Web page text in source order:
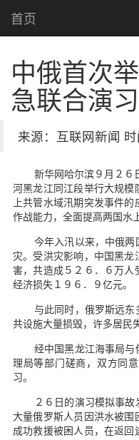
首页
中俄首次
急联合演习
来源：互联网新闻
新华网哈尔滨９月２６
河黑龙江同江段举行大规
上共管水域汛期突发事件
作战能力，全面提高两国水
今年入汛以来，中俄
灾。受洪灾影响，中国黑
害，共造成５２６．６万
经济损失１９６．９亿元。
与此同时，俄罗斯远
共设施大量损毁，许多居民
经中国黑龙江海事局
理局等部门磋商，双方同
习。
２６日的演习模拟事故
大量俄罗斯人员因洪水被
成功救援被困人员，在返